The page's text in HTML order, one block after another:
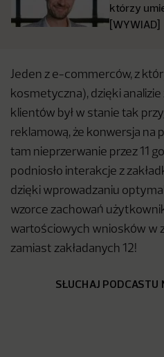
którzy
[WYWIAD]
Jeden z e-commerców, z
kosmetyczna), dzięki
klientów był w stanie tak
reklamową, że konwersja na
tam nieprzerwanie przez 11
podniosło interakcje z
dzięki wprowadzaniu
wzorce zachowań
wartościowych wniosków w
zamiast zakładanych 12!
SŁUCHAJ